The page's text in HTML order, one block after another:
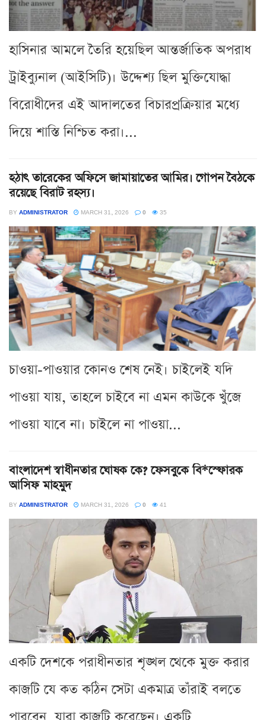
হাসিনার আমলে তৈরি হয়েছিল আন্তর্জাতিক অপরাধ
ট্রাইব্যুনাল (আইসিটি)। উদ্দেশ্য ছিল মুক্তিযোদ্ধা
বিরোধীদের এই আদালতের বিচারপ্রক্রিয়ার মধ্যে
দিয়ে শাস্তি নিশ্চিত করা।...
হঠাৎ তারেকের অফিসে জামায়াতের আমির। গোপন বৈঠকে
রয়েছে বিরাট রহস্য।
BY ADMINISTRATOR MARCH 31, 2026 0 35
চাওয়া-পাওয়ার কোনও শেষ নেই। চাইলেই যদি
পাওয়া যায়, তাহলে চাইবে না এমন কাউকে খুঁজে
পাওয়া যাবে না। চাইলে না পাওয়া...
বাংলাদেশ স্বাধীনতার ঘোষক কে? ফেসবুকে বি*স্ফোরক
আসিফ মাহমুদ
BY ADMINISTRATOR MARCH 31, 2026 0 41
একটি দেশকে পরাধীনতার শৃঙ্খল থেকে মুক্ত করার
কাজটি যে কত কঠিন সেটা একমাত্র তাঁরাই বলতে